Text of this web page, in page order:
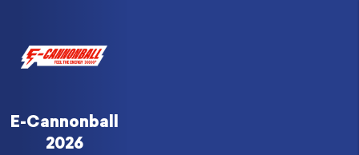
E-Cannonball
2026